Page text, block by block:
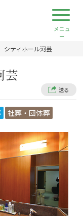
シティホール河芸
芸
送る
社葬・団体葬